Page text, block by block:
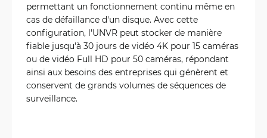
permettant un fonctionnement continu même en
cas de défaillance d'un disque. Avec cette
configuration, l'UNVR peut stocker de manière
fiable jusqu'à 30 jours de vidéo 4K pour 15 caméras
ou de vidéo Full HD pour 50 caméras, répondant
ainsi aux besoins des entreprises qui génèrent et
conservent de grands volumes de séquences de
surveillance.